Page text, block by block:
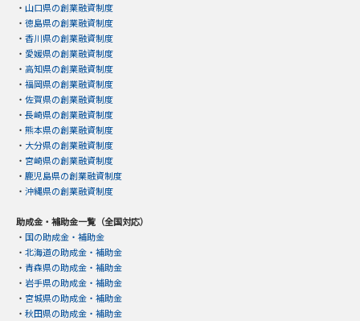
・ 山口県の創業融資制度
・ 徳島県の創業融資制度
・ 香川県の創業融資制度
・ 愛媛県の創業融資制度
・ 高知県の創業融資制度
・ 福岡県の創業融資制度
・ 佐賀県の創業融資制度
・ 長崎県の創業融資制度
・ 熊本県の創業融資制度
・ 大分県の創業融資制度
・ 宮崎県の創業融資制度
・ 鹿児島県の創業融資制度
・ 沖縄県の創業融資制度
助成金・補助金一覧（全国対応）
・ 国の助成金・補助金
・ 北海道の助成金・補助金
・ 青森県の助成金・補助金
・ 岩手県の助成金・補助金
・ 宮城県の助成金・補助金
・ 秋田県の助成金・補助金